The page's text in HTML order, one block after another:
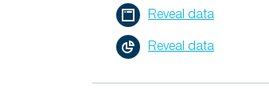
Reveal data
Reveal data